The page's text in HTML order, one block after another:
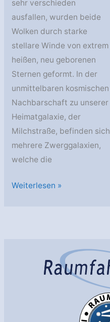
sehr verschieden
ausfallen, wurden beide
Wolken durch starke
stellare Winde von extrem
heißen, neu geborenen
Sternen geformt. In der
unmittelbaren kosmischen
Nachbarschaft zu unserer
Heimatgalaxie, der
Milchstraße, befinden sich
mehrere Zwerggalaxien,
welche die
Zwei
Nachbarschaft
Weiterlesen »